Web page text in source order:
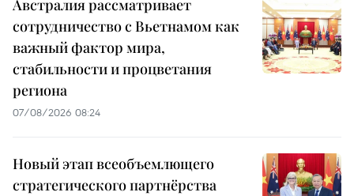
Австралия рассматривает
сотрудничество с Вьетнамом как
важный фактор мира,
стабильности и процветания
региона
07/08/2026 08:24
Новый этап всеобъемлющего
стратегического партнёрства